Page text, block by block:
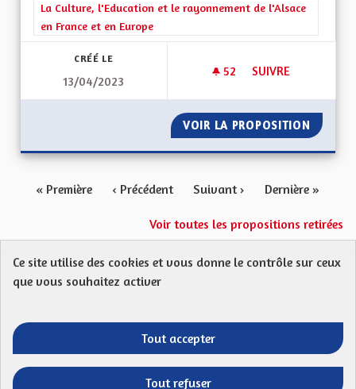
Filtrer les résultats de la catégorie : La Culture, l'Education et
La Culture, l'Education et le rayonnement de l'Alsace
en France et en Europe
CRÉÉ LE
13/04/2023
52 52 ABONNÉS
SUIVRE
VOIR LA PROPOSITION POUR
« Première ‹ Précédent Suivant › Dernière »
Voir toutes les propositions retirées
Protection des Données
Télécharger les fichiers Open Data
Entre vos mains - Collectivité
Entre vos mains - Collectivité
Entre vos mains - Collectivité
Entre vos mains -
Ce site utilise des cookies et vous donne le contrôle sur ceux
que vous souhaitez activer
Tout accepter
Tout refuser